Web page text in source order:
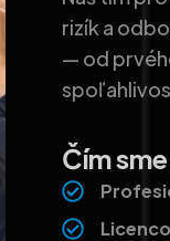
rizík a
— od
Čím